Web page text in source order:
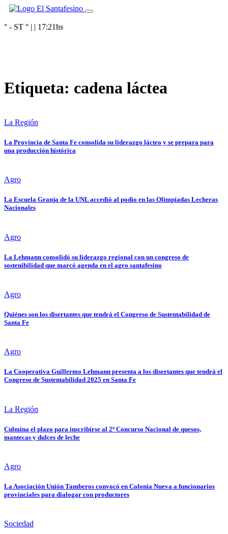
° - ST ° | | 17:21hs
Etiqueta: cadena láctea
La Región
La Provincia de Santa Fe consolida su liderazgo lácteo y se prepara para
una producción histórica
Agro
La Escuela Granja de la UNL accedió al podio en las Olimpíadas Lecheras
Nacionales
Agro
La Lehmann consolidó su liderazgo regional con un congreso de
sostenibilidad que marcó agenda en el agro santafesino
Agro
Quiénes son los disertantes que tendrá el Congreso de Sustentabilidad de
Santa Fe
Agro
La Cooperativa Guillermo Lehmann presenta a los disertantes que tendrá el
Congreso de Sustentabilidad 2025 en Santa Fe
La Región
Culmina el plazo para inscribirse al 2º Concurso Nacional de quesos,
mantecas y dulces de leche
Agro
La Asociación Unión Tamberos convocó en Colonia Nueva a funcionarios
provinciales para dialogar con productores
Sociedad